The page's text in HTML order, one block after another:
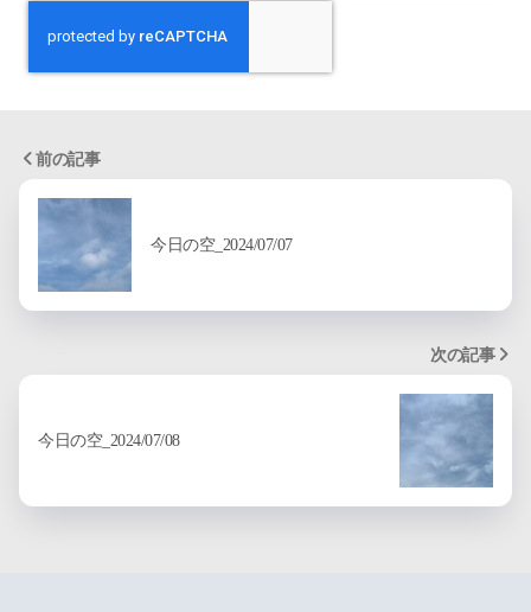
前の記事
今日の空_2024/07/07
次の記事
今日の空_2024/07/08